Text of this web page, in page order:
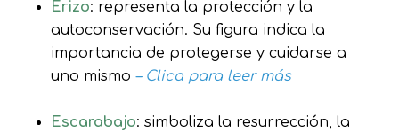
Erizo: representa la protección y la
autoconservación. Su figura indica la
importancia de protegerse y cuidarse a
uno mismo – Clica para leer más
Escarabajo: simboliza la resurrección, la